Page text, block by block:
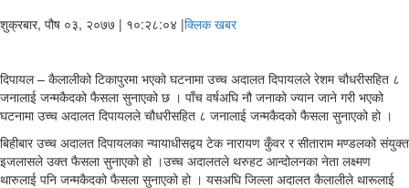
शुक्रबार, पौष ०३, २०७७ | १०:२८:०४ |क्लिक खबर
दिपायल – कैलालीको टिकापुरमा भएको घटनामा उच्च अदालत दिपायलले रेशम चौधरीसहित ८
जनालाई जन्मकैदको फैसला सुनाएको छ । पाँच वर्षअघि नौ जनाको ज्यान जाने गरी भएको
घटनामा उच्च अदालत दिपायलले चौधरीसहित ८ जनालाई जन्मकैदको फैसला सुनाएको हो ।
बिहीबार उच्च अदालत दिपायलका न्यायाधीसद्वय टेक नारायण कुँवर र सीताराम मण्डलको संयुक्त
इजलासले उक्त फैसला सुनाएको हो ।उच्च अदालतले थरुहट आन्दोलनका नेता लक्ष्मण
थारुलाई पनि जन्मकैदको फैसला सुनाएको हो । यसअघि जिल्ला अदालत कैलालीले थारूलाई